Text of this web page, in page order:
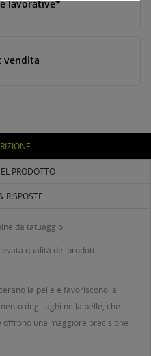
lavorative*
vendita
PRODOTTO
RISPOSTE
da tatuaggio.
qualità dei prodotti
la pelle e favoriscono la
degli aghi nella pelle, che
una maggiore precisione